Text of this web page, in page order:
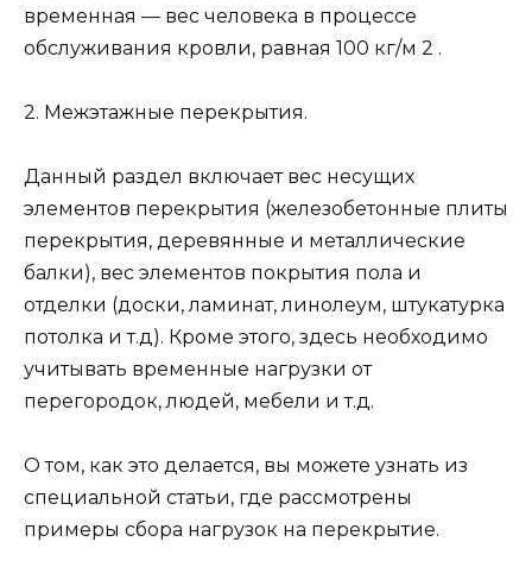
временная — вес человека в процессе
обслуживания кровли, равная 100 кг/м 2 .
2. Межэтажные перекрытия.
Данный раздел включает вес несущих
элементов перекрытия (железобетонные плиты
перекрытия, деревянные и металлические
балки), вес элементов покрытия пола и
отделки (доски, ламинат, линолеум, штукатурка
потолка и т.д). Кроме этого, здесь необходимо
учитывать временные нагрузки от
перегородок, людей, мебели и т.д.
О том, как это делается, вы можете узнать из
специальной статьи, где рассмотрены
примеры сбора нагрузок на перекрытие.